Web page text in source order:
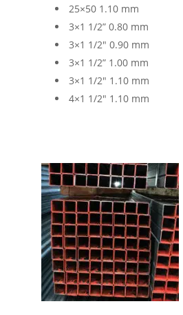
25×50 1.10 mm
3×1 1/2” 0.80 mm
3×1 1/2″ 0.90 mm
3×1 1/2” 1.00 mm
3×1 1/2″ 1.10 mm
4×1 1/2″ 1.10 mm